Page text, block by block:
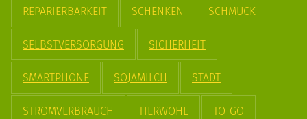
REPARIERBARKEIT SCHENKEN SCHMUCK
SELBSTVERSORGUNG SICHERHEIT
SMARTPHONE SOJAMILCH STADT
STROMVERBRAUCH TIERWOHL TO-GO